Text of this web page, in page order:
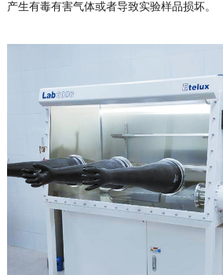
产生有毒有害气体或者导致实验样品损坏。